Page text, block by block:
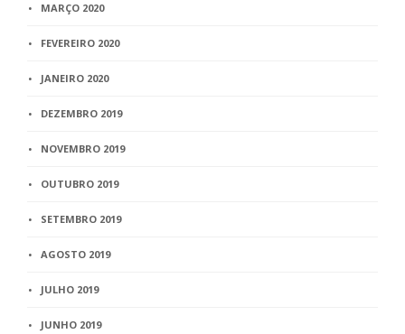
MARÇO 2020
FEVEREIRO 2020
JANEIRO 2020
DEZEMBRO 2019
NOVEMBRO 2019
OUTUBRO 2019
SETEMBRO 2019
AGOSTO 2019
JULHO 2019
JUNHO 2019